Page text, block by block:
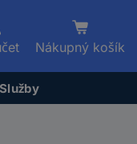
Nákupný košík
Služby